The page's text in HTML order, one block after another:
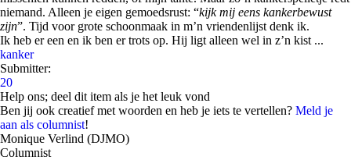
niemand. Alleen je eigen gemoedsrust: “kijk mij eens kankerbewust
zijn”. Tijd voor grote schoonmaak in m’n vriendenlijst denk ik.
Ik heb er een en ik ben er trots op. Hij ligt alleen wel in z’n kist ...
kanker
Submitter:
20
Help ons; deel dit item als je het leuk vond
Ben jij ook creatief met woorden en heb je iets te vertellen? Meld je
aan als columnist!
Monique Verlind (DJMO)
Columnist